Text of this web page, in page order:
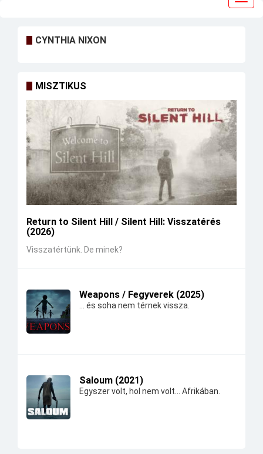
CYNTHIA NIXON
MISZTIKUS
Return to Silent Hill / Silent Hill: Visszatérés
(2026)
Visszatértünk. De minek?
Weapons / Fegyverek (2025)
... és soha nem térnek vissza.
Saloum (2021)
Egyszer volt, hol nem volt... Afrikában.